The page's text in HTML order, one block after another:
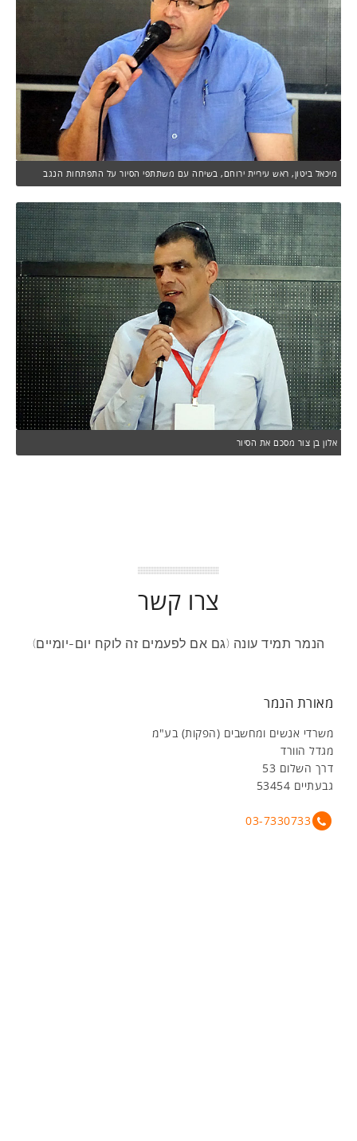
מיכאל ביטון, ראש עיריית ירוחם, בשיחה עם משתתפי הסיור על התפתחות הנגב
אלון בן צור מסכם את הסיור
צרו קשר
הנמר תמיד עונה (גם אם לפעמים זה לוקח יום-יומיים)
מאורת הנמר
משרדי אנשים ומחשבים (הפקות) בע"מ
מגדל הוורד
דרך השלום 53
גבעתיים 53454
03-7330733